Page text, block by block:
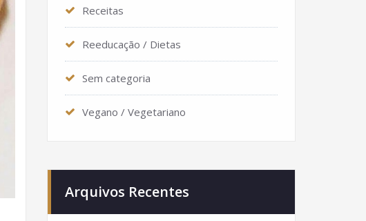
Receitas
Reeducação / Dietas
Sem categoria
Vegano / Vegetariano
Arquivos Recentes